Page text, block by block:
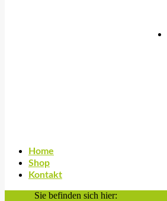
Home
Shop
Kontakt
Sie befinden sich hier: